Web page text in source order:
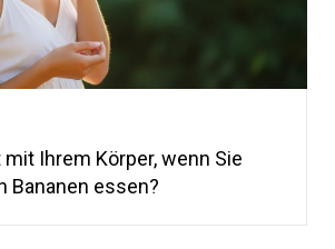
Ihrem Körper, wenn Sie
Bananen essen?